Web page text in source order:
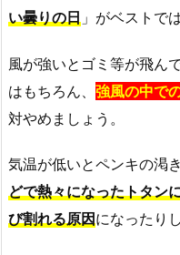
い曇りの日 」がベストで
風が強いとゴミ等が飛ん
はもちろん、 強風の中で
対やめましょう。
気温が低いとペンキの渇
どで熱々になったトタン
び割れる原因になったり